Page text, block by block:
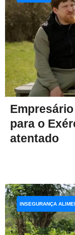
para o
atentado
INSEGURANÇA